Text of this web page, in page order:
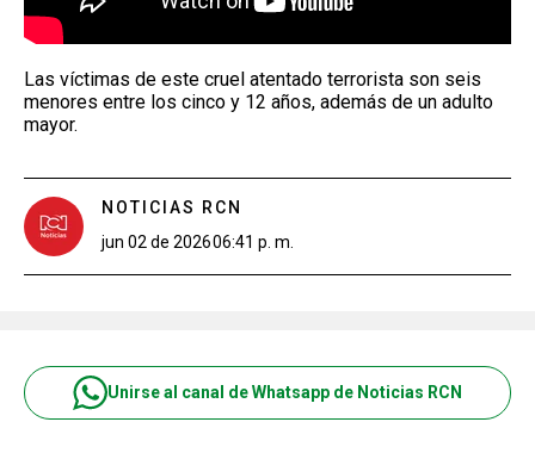
Las víctimas de este cruel atentado terrorista son seis
menores entre los cinco y 12 años, además de un adulto
mayor.
NOTICIAS RCN
jun 02 de 202606:41 p. m.
Unirse al canal de Whatsapp de Noticias RCN